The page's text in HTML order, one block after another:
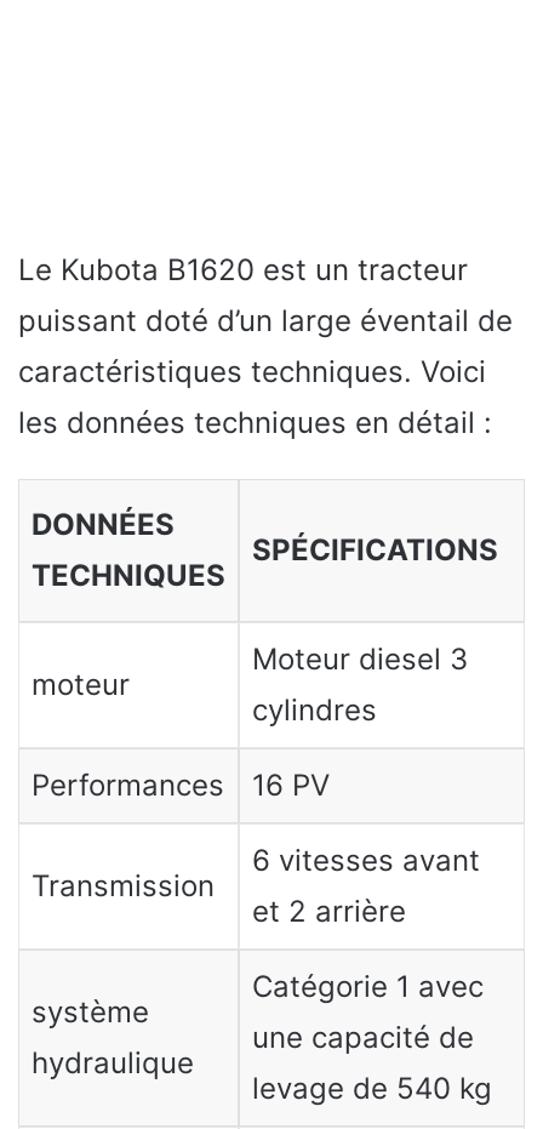
Le Kubota B1620 est un tracteur
puissant doté d’un large éventail de
caractéristiques techniques. Voici
les données techniques en détail :
DONNÉES
TECHNIQUES
SPÉCIFICATIONS
moteur
Moteur diesel 3
cylindres
Performances 16 PV
Transmission
6 vitesses avant
et 2 arrière
système
hydraulique
Catégorie 1 avec
une capacité de
levage de 540 kg